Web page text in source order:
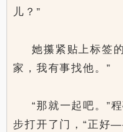
儿？”
她攥紧贴上标签
家，我有事找他。”
“那就一起吧。”
步打开了门，“正好